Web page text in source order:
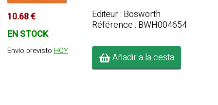
10.68 €
EN STOCK
Envío previsto HOY
Editeur : Bosworth
Référence : BWH004654
Añadir a la cesta